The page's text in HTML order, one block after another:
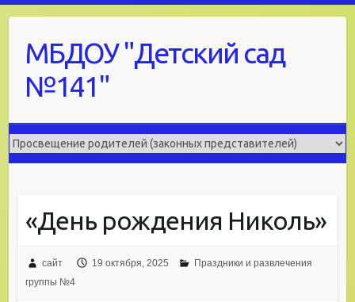
contentМБДОУ "Детский сад
№141"
«День рождения Николь»
сайт 19 октября, 2025
Праздники и развлечения
группы №4